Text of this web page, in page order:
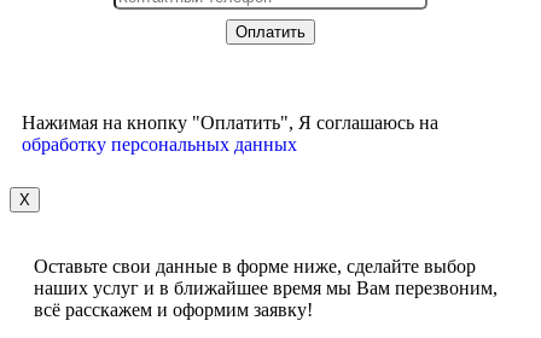
Нажимая на кнопку "Оплатить", Я соглашаюсь на
обработку персональных данных
X
Оставьте свои данные в форме ниже, сделайте выбор
наших услуг и в ближайшее время мы Вам перезвоним,
всё расскажем и оформим заявку!